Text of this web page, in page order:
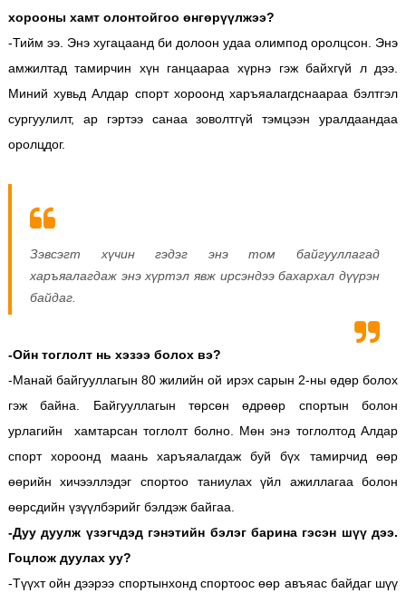
хорооны хамт олонтойгоо өнгөрүүлжээ?
-Тийм ээ. Энэ хугацаанд би долоон удаа олимпод оролцсон. Энэ
амжилтад тамирчин хүн ганцаараа хүрнэ гэж байхгүй л дээ.
Миний хувьд Алдар спорт хороонд харъяалагдснаараа бэлтгэл
сургуулилт, ар гэртээ санаа зоволтгүй тэмцээн уралдаандаа
оролцдог.
Зэвсэгт хүчин гэдэг энэ том байгууллагад
харъяалагдаж энэ хүртэл явж ирсэндээ бахархал дүүрэн
байдаг.
-Ойн тоглолт нь хэзээ болох вэ?
-Манай байгууллагын 80 жилийн ой ирэх сарын 2-ны өдөр болох
гэж байна. Байгууллагын төрсөн өдрөөр спортын болон
урлагийн хамтарсан тоглолт болно. Мөн энэ тоглолтод Алдар
спорт хороонд маань харъяалагдаж буй бүх тамирчид өөр
өөрийн хичээллэдэг спортоо таниулах үйл ажиллагаа болон
өөрсдийн үзүүлбэрийг бэлдэж байгаа.
-Дуу дуулж үзэгчдэд гэнэтийн бэлэг барина гэсэн шүү дээ.
Гоцлож дуулах уу?
-Түүхт ойн дээрээ спортынхонд спортоос өөр авъяас байдаг шүү